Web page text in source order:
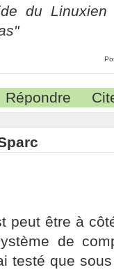
du Linuxien
Répondre
peut être à
de
testé que